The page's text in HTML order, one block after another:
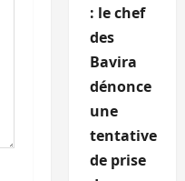
: le chef
des
Bavira
dénonce
une
tentative
de prise